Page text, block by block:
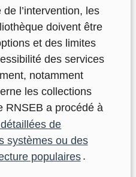
l’intervention, les
doivent être
et des limites
des services
notamment
les collections
RNSEB a procédé à
de
systèmes ou des
populaires .